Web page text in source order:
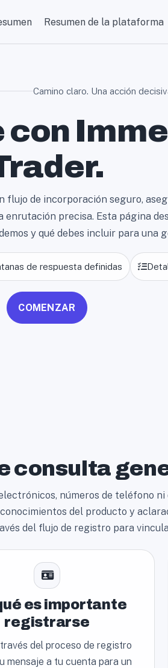
Resumen de la plataforma
Camino claro. Una acción
flujo de incorporación seguro,
enrutación precisa. Esta página
y qué debes incluir para una
de respuesta definidas
COMENZAR
consulta
números de teléfono
del producto y
del flujo de registro para
es importante
registrarse
del proceso de registro
mensaje a tu cuenta para un